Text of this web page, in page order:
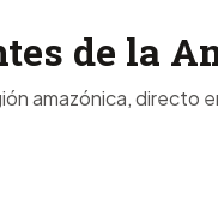
de la
amazónica, directo